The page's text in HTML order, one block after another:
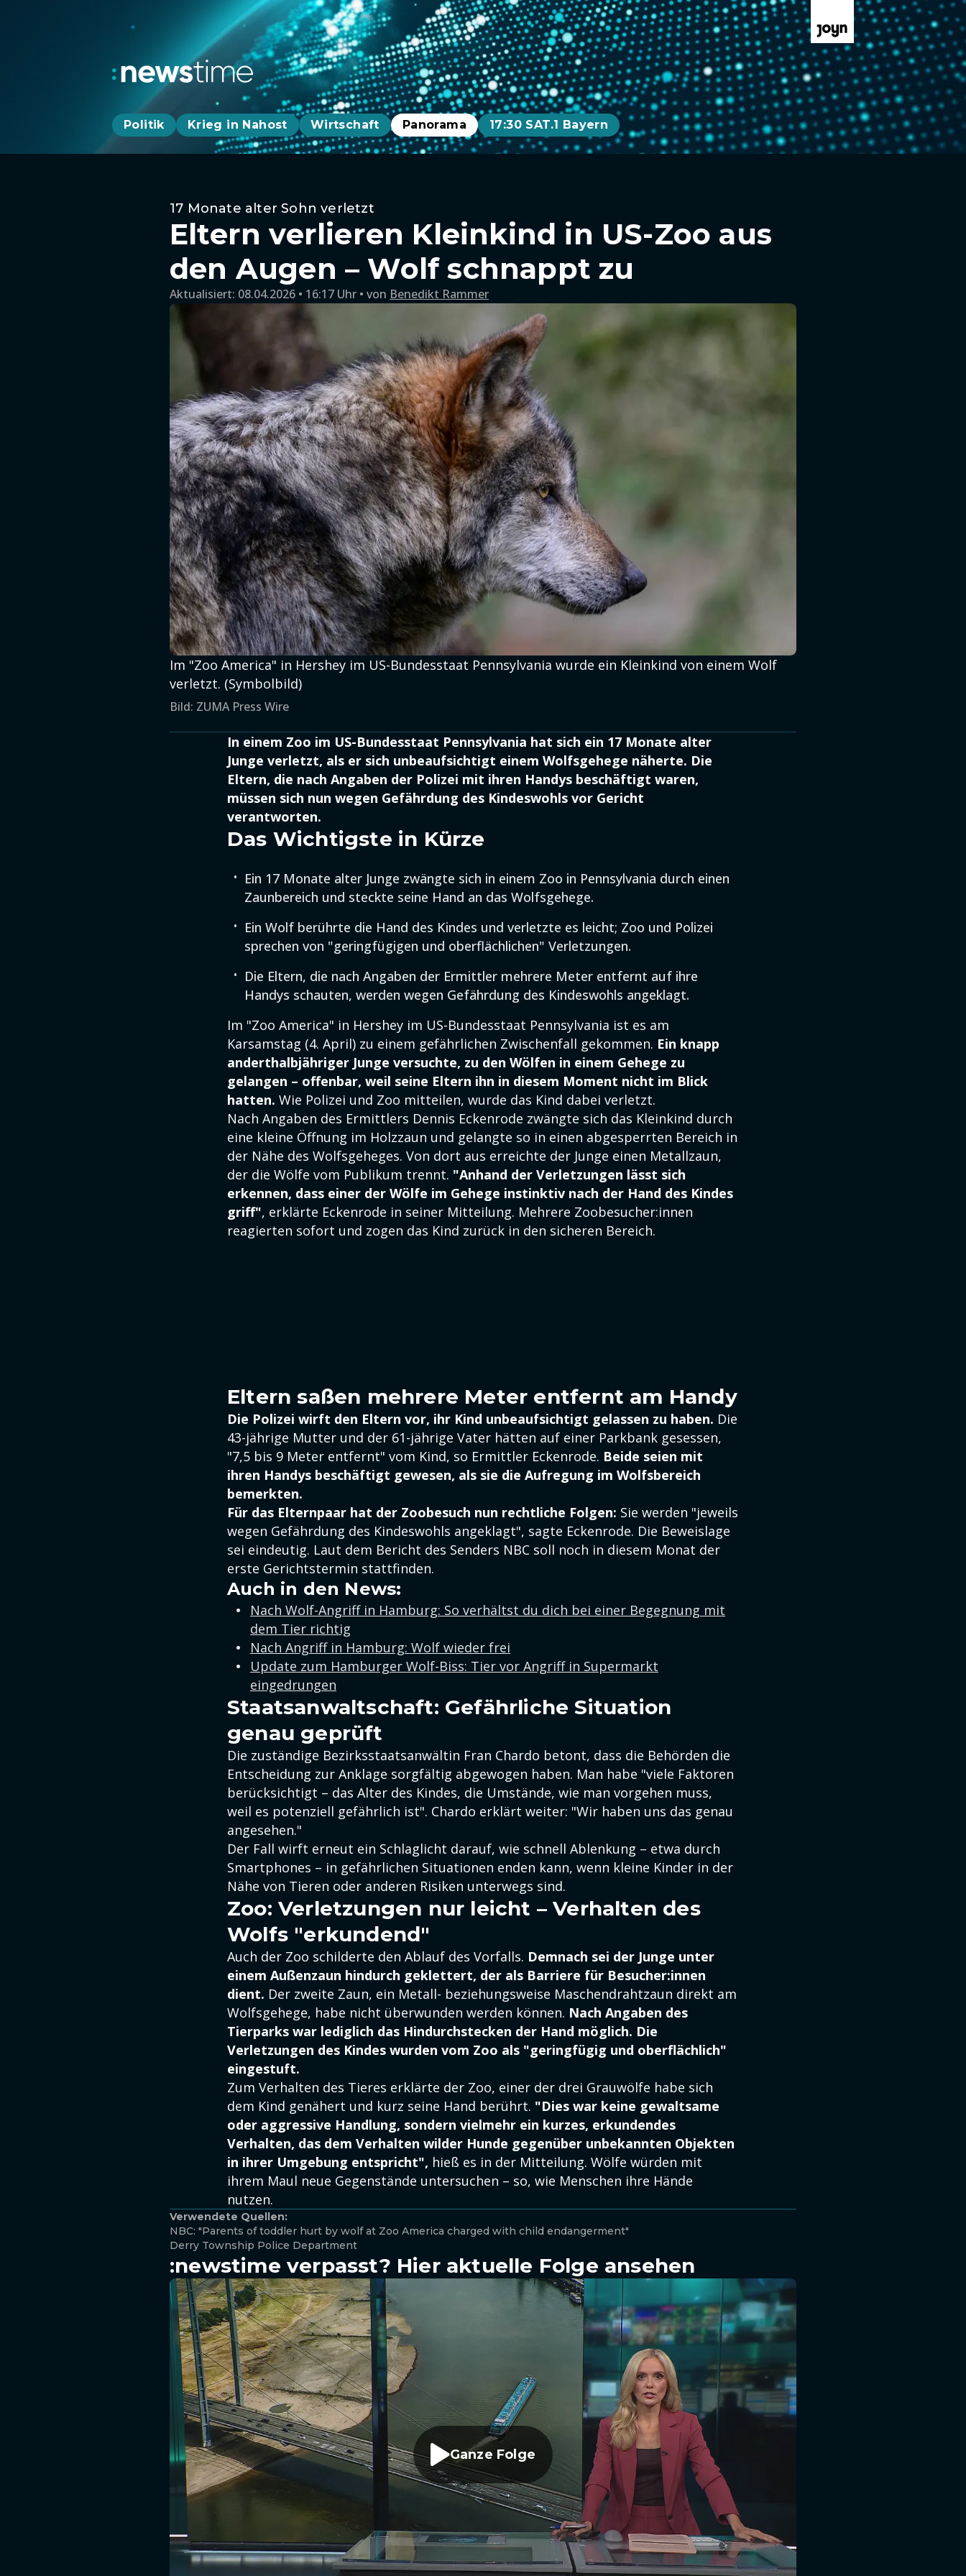
Politik Krieg in Nahost Wirtschaft Panorama 17:30 SAT.1 Bayern
17 Monate alter Sohn verletzt
Eltern verlieren Kleinkind in US-Zoo aus
den Augen – Wolf schnappt zu
Aktualisiert: 08.04.2026 • 16:17 Uhr von Benedikt Rammer
Im "Zoo America" in Hershey im US-Bundesstaat Pennsylvania wurde ein Kleinkind von einem Wolf
verletzt. (Symbolbild)
Bild: ZUMA Press Wire
In einem Zoo im US-Bundesstaat Pennsylvania hat sich ein 17 Monate alter
Junge verletzt, als er sich unbeaufsichtigt einem Wolfsgehege näherte. Die
Eltern, die nach Angaben der Polizei mit ihren Handys beschäftigt waren,
müssen sich nun wegen Gefährdung des Kindeswohls vor Gericht
verantworten.
Das Wichtigste in Kürze
Ein 17 Monate alter Junge zwängte sich in einem Zoo in Pennsylvania durch einen
Zaunbereich und steckte seine Hand an das Wolfsgehege.
Ein Wolf berührte die Hand des Kindes und verletzte es leicht; Zoo und Polizei
sprechen von "geringfügigen und oberflächlichen" Verletzungen.
Die Eltern, die nach Angaben der Ermittler mehrere Meter entfernt auf ihre
Handys schauten, werden wegen Gefährdung des Kindeswohls angeklagt.
Im "Zoo America" in Hershey im US-Bundesstaat Pennsylvania ist es am
Karsamstag (4. April) zu einem gefährlichen Zwischenfall gekommen. Ein knapp
anderthalbjähriger Junge versuchte, zu den Wölfen in einem Gehege zu
gelangen – offenbar, weil seine Eltern ihn in diesem Moment nicht im Blick
hatten. Wie Polizei und Zoo mitteilen, wurde das Kind dabei verletzt.
Nach Angaben des Ermittlers Dennis Eckenrode zwängte sich das Kleinkind durch
eine kleine Öffnung im Holzzaun und gelangte so in einen abgesperrten Bereich in
der Nähe des Wolfsgeheges. Von dort aus erreichte der Junge einen Metallzaun,
der die Wölfe vom Publikum trennt. "Anhand der Verletzungen lässt sich
erkennen, dass einer der Wölfe im Gehege instinktiv nach der Hand des Kindes
griff", erklärte Eckenrode in seiner Mitteilung. Mehrere Zoobesucher:innen
reagierten sofort und zogen das Kind zurück in den sicheren Bereich.
Eltern saßen mehrere Meter entfernt am Handy
Die Polizei wirft den Eltern vor, ihr Kind unbeaufsichtigt gelassen zu haben. Die
43-jährige Mutter und der 61-jährige Vater hätten auf einer Parkbank gesessen,
"7,5 bis 9 Meter entfernt" vom Kind, so Ermittler Eckenrode. Beide seien mit
ihren Handys beschäftigt gewesen, als sie die Aufregung im Wolfsbereich
bemerkten.
Für das Elternpaar hat der Zoobesuch nun rechtliche Folgen: Sie werden "jeweils
wegen Gefährdung des Kindeswohls angeklagt", sagte Eckenrode. Die Beweislage
sei eindeutig. Laut dem Bericht des Senders NBC soll noch in diesem Monat der
erste Gerichtstermin stattfinden.
Auch in den News:
Nach Wolf-Angriff in Hamburg: So verhältst du dich bei einer Begegnung mit
dem Tier richtig
Nach Angriff in Hamburg: Wolf wieder frei
Update zum Hamburger Wolf-Biss: Tier vor Angriff in Supermarkt
eingedrungen
Staatsanwaltschaft: Gefährliche Situation
genau geprüft
Die zuständige Bezirksstaatsanwältin Fran Chardo betont, dass die Behörden die
Entscheidung zur Anklage sorgfältig abgewogen haben. Man habe "viele Faktoren
berücksichtigt – das Alter des Kindes, die Umstände, wie man vorgehen muss,
weil es potenziell gefährlich ist". Chardo erklärt weiter: "Wir haben uns das genau
angesehen."
Der Fall wirft erneut ein Schlaglicht darauf, wie schnell Ablenkung – etwa durch
Smartphones – in gefährlichen Situationen enden kann, wenn kleine Kinder in der
Nähe von Tieren oder anderen Risiken unterwegs sind.
Zoo: Verletzungen nur leicht – Verhalten des
Wolfs "erkundend"
Auch der Zoo schilderte den Ablauf des Vorfalls. Demnach sei der Junge unter
einem Außenzaun hindurch geklettert, der als Barriere für Besucher:innen
dient. Der zweite Zaun, ein Metall- beziehungsweise Maschendrahtzaun direkt am
Wolfsgehege, habe nicht überwunden werden können. Nach Angaben des
Tierparks war lediglich das Hindurchstecken der Hand möglich. Die
Verletzungen des Kindes wurden vom Zoo als "geringfügig und oberflächlich"
eingestuft.
Zum Verhalten des Tieres erklärte der Zoo, einer der drei Grauwölfe habe sich
dem Kind genähert und kurz seine Hand berührt. "Dies war keine gewaltsame
oder aggressive Handlung, sondern vielmehr ein kurzes, erkundendes
Verhalten, das dem Verhalten wilder Hunde gegenüber unbekannten Objekten
in ihrer Umgebung entspricht", hieß es in der Mitteilung. Wölfe würden mit
ihrem Maul neue Gegenstände untersuchen – so, wie Menschen ihre Hände
nutzen.
Verwendete Quellen:
NBC: "Parents of toddler hurt by wolf at Zoo America charged with child endangerment"
Derry Township Police Department
:newstime verpasst? Hier aktuelle Folge ansehen
Ganze Folge